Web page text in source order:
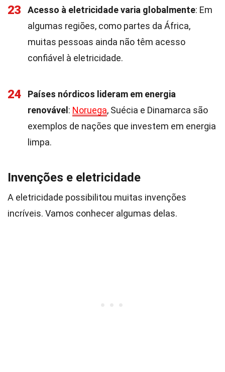
23 Acesso à eletricidade varia globalmente: Em
algumas regiões, como partes da África,
muitas pessoas ainda não têm acesso
confiável à eletricidade.
24
Países nórdicos lideram em energia
renovável : Noruega, Suécia e Dinamarca são
exemplos de nações que investem em energia
limpa.
Invenções e eletricidade
A eletricidade possibilitou muitas invenções
incríveis. Vamos conhecer algumas delas.